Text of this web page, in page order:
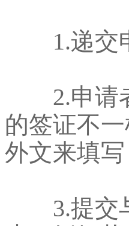
1.递交申
2.申请者
的签证不
外文来填
3.提交与